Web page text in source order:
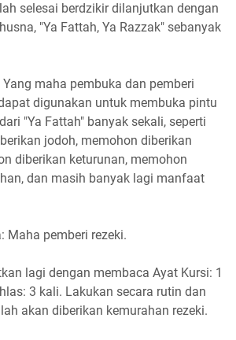
selesai berdzikir dilanjutkan dengan
"Ya Fattah, Ya Razzak" sebanyak
maha pembuka dan pemberi
digunakan untuk membuka pintu
"Ya Fattah" banyak sekali, seperti
jodoh, memohon diberikan
diberikan keturunan, memohon
dan masih banyak lagi manfaat
Maha pemberi rezeki.
lagi dengan membaca Ayat Kursi: 1
3 kali. Lakukan secara rutin dan
akan diberikan kemurahan rezeki.